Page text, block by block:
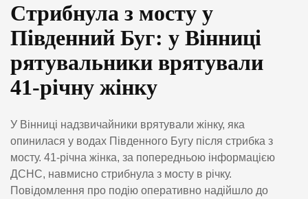
Стрибнула з мосту у
Південний Буг: у Вінниці
рятувальники врятували
41-річну жінку
У Вінниці надзвичайники врятували жінку, яка
опинилася у водах Південного Бугу після стрибка з
мосту. 41-річна жінка, за попередньою інформацією
ДСНС, навмисно стрибнула з мосту в річку.
Повідомлення про подію оперативно надійшло до